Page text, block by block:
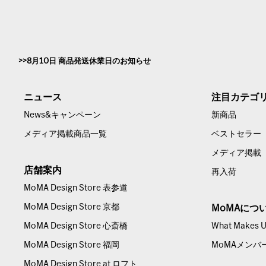
8月10日 商品発送休業日のお知らせ
ニュース
News&キャンペーン
メディア掲載商品一覧
店舗案内
MoMA Design Store 表参道
MoMA Design Store 京都
MoMA Design Store 心斎橋
MoMA Design Store 福岡
MoMA Design Store at ロフト
注目カテゴ
新商品
ベストセラー
メディア掲載
再入荷
MoMAにつ
What Makes
MoMAメンバ